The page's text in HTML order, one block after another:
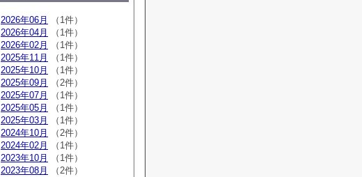
2026年06月
（1件）
2026年04月
（1件）
2026年02月
（1件）
2025年11月
（1件）
2025年10月
（1件）
2025年09月
（2件）
2025年07月
（1件）
2025年05月
（1件）
2025年03月
（1件）
2024年10月
（2件）
2024年02月
（1件）
2023年10月
（1件）
2023年08月
（2件）